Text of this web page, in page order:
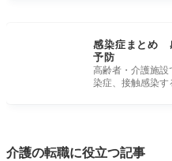
感染症まとめ
予防
高齢者・介護施設
染症、接触感染
介護の転職に役立つ記事